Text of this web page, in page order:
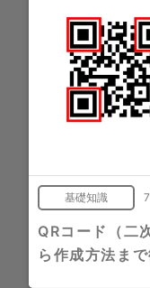
基礎知識
QRコード（二
ら作成方法ま